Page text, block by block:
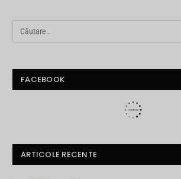
FACEBOOK
ARTICOLE RECENTE